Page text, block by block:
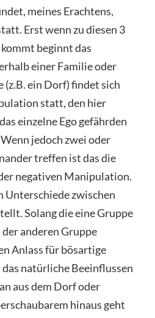
meines Erachtens,
Erst wenn zu diesen 3
beginnt das
einer Familie oder
ein Dorf) findet sich
statt, den hier
einzelne Ego gefährden
jedoch zwei oder
treffen ist das die
negativen Manipulation.
Unterschiede zwischen
Solang die eine Gruppe
anderen Gruppe
Anlass für bösartige
natürliche Beeinflussen
aus dem Dorf oder
hinaus geht